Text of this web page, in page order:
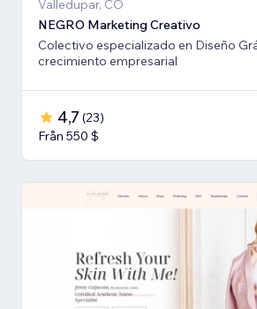
Valledupar, CO
NEGRO Marketing Creativo
Colectivo especializado en Diseño
crecimiento empresarial
4,7 (23)
Från 550 $